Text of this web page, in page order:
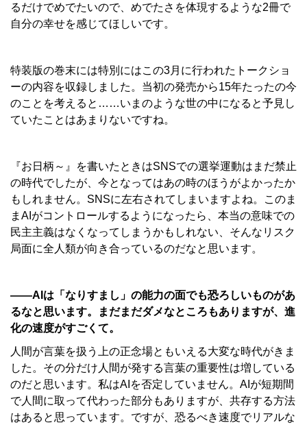
るだけでめでたいので、めでたさを体現するような2冊で
自分の幸せを感じてほしいです。
特装版の巻末には特別にはこの3月に行われたトークショ
ーの内容を収録しました。当初の発売から15年たったの今
のことを考えると……いまのような世の中になると予見し
ていたことはあまりないですね。
『お日柄～』を書いたときはSNSでの選挙運動はまだ禁止
の時代でしたが、今となってはあの時のほうがよかったか
もしれません。SNSに左右されてしまいますよね。このま
まAIがコントロールするようになったら、本当の意味での
民主主義はなくなってしまうかもしれない、そんなリスク
局面に全人類が向き合っているのだなと思います。
――AIは「なりすまし」の能力の面でも恐ろしいものがあ
るなと思います。まだまだダメなところもありますが、進
化の速度がすごくて。
人間が言葉を扱う上の正念場ともいえる大変な時代がきま
した。その分だけ人間が発する言葉の重要性は増している
のだと思います。私はAIを否定していません。AIが短期間
で人間に取って代わった部分もありますが、共存する方法
はあると思っています。ですが、恐るべき速度でリアルな